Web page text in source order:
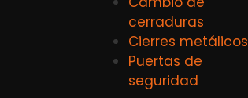
cerraduras
Cierres metálicos
Puertas de
seguridad